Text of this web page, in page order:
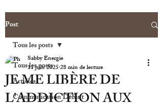
Post
Tous les posts
Articles
Communication Défunt
Tous les posts
JE ME LIBÈRE DE
L'ADDICTION AUX
Sabby Energie
11 juin 202528 min de lecture